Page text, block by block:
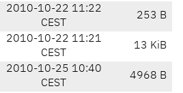
2010-10-22 11:22
CEST
253 B
2010-10-22 11:21
CEST
13 KiB
2010-10-25 10:40
CEST
4968 B